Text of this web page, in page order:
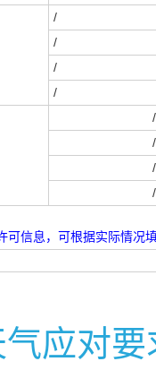
/
/
/
/
/
/
/
/
可信息，可根据实际情况
气应对要